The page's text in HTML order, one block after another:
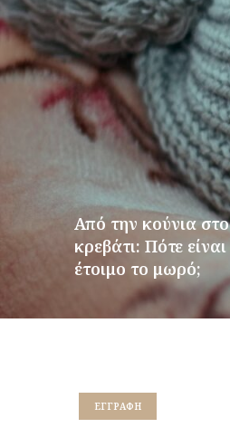
Από την κούνια στο
κρεβάτι: Πότε είναι
έτοιμο το μωρό;
EΓΓΡΑΦΉ